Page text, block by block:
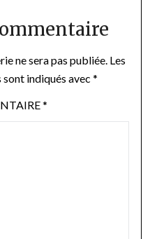
ne sera pas publiée. Les
indiqués avec *
*